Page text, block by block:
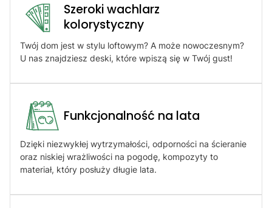
Szeroki wachlarz
kolorystyczny
Twój dom jest w stylu loftowym? A może nowoczesnym?
U nas znajdziesz deski, które wpiszą się w Twój gust!
Funkcjonalność na lata
Dzięki niezwykłej wytrzymałości, odporności na ścieranie
oraz niskiej wrażliwości na pogodę, kompozyty to
materiał, który posłuży długie lata.